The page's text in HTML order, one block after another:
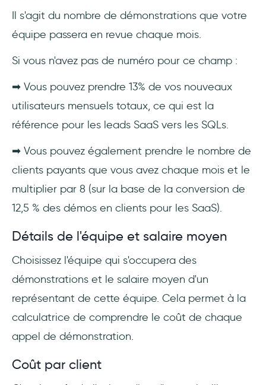
Il s'agit du nombre de démonstrations que votre
équipe passera en revue chaque mois.
Si vous n'avez pas de numéro pour ce champ :
➡ Vous pouvez prendre 13% de vos nouveaux
utilisateurs mensuels totaux, ce qui est la
référence pour les leads SaaS vers les SQLs.
➡ Vous pouvez également prendre le nombre de
clients payants que vous avez chaque mois et le
multiplier par 8 (sur la base de la conversion de
12,5 % des démos en clients pour les SaaS).
Détails de l'équipe et salaire moyen
Choisissez l'équipe qui s'occupera des
démonstrations et le salaire moyen d'un
représentant de cette équipe. Cela permet à la
calculatrice de comprendre le coût de chaque
appel de démonstration.
Coût par client